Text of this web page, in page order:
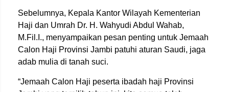
Sebelumnya, Kepala Kantor Wilayah Kementerian
Haji dan Umrah Dr. H. Wahyudi Abdul Wahab,
M.Fil.I., menyampaikan pesan penting untuk Jemaah
Calon Haji Provinsi Jambi patuhi aturan Saudi, jaga
adab mulia di tanah suci.
“Jemaah Calon Haji peserta ibadah haji Provinsi